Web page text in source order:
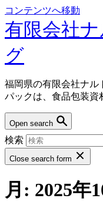
コンテンツへ移動
有限会社
グ
福岡県の有限会社ナル
パックは、食品包装資
Open search
検索
Close search form
月: 2025年